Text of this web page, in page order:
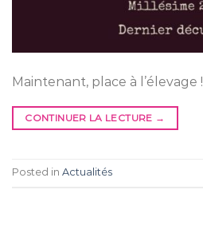
Maintenant, place à l’élevage !
CONTINUER LA LECTURE →
Posted in Actualités